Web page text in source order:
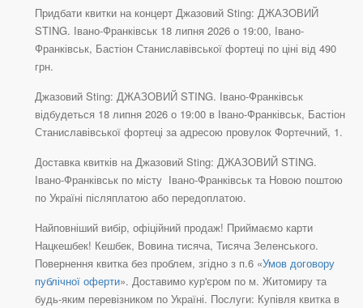
Придбати квитки на концерт Джазовий Sting: ДЖАЗОВИЙ
STING. Івано-Франківськ 18 липня 2026 о 19:00, Івано-
Франківськ, Бастіон Станиславівської фортеці по ціні від 490
грн.
Джазовий Sting: ДЖАЗОВИЙ STING. Івано-Франківськ
відбудеться 18 липня 2026 о 19:00 в Івано-Франківськ, Бастіон
Станиславівської фортеці за адресою провулок Фортечний, 1.
Доставка квитків на Джазовий Sting: ДЖАЗОВИЙ STING.
Івано-Франківськ по місту Івано-Франківськ та Новою поштою
по Україні післяплатою або передоплатою.
Найповніший вибір, офіційний продаж! Приймаємо карти
Нацкешбек! Кешбек, Вовина тисяча, Тисяча Зеленського.
Повернення квитка без проблем, згідно з п.6 «Умов договору
публічної оферти». Доставимо кур'єром по м. Житомиру та
будь-яким перевізником по Україні. Послуги: Купівля квитка в